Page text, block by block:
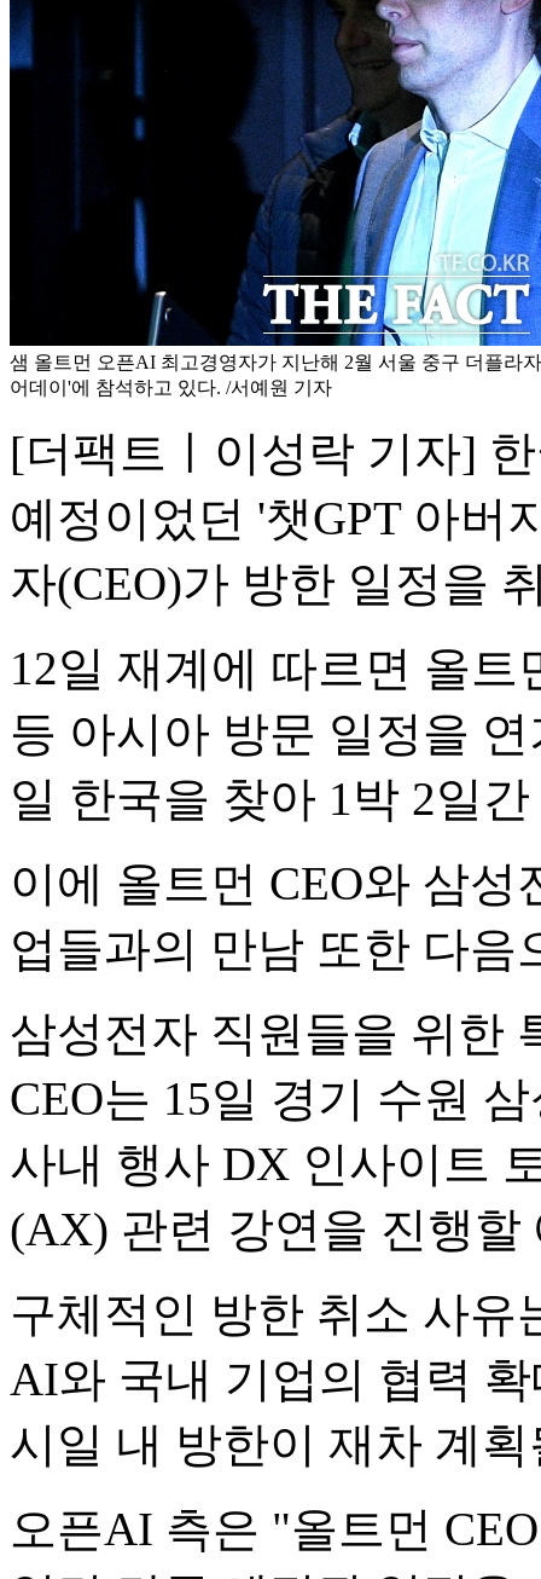
샘 올트먼 오픈AI 최고경영자가 지난해 2월 서울 중구 더플라
어데이'에 참석하고 있다. /서예원 기자
[더팩트ㅣ이성락 기자]
예정이었던 '챗GPT 아버
자(CEO)가 방한 일정을
12일 재계에 따르면 올트
등 아시아 방문 일정을
일 한국을 찾아 1박 2일
이에 올트먼 CEO와 삼성
업들과의 만남 또한 다음
삼성전자 직원들을 위한
CEO는 15일 경기 수원
사내 행사 DX 인사이트
(AX) 관련 강연을 진행할
구체적인 방한 취소 사유
AI와 국내 기업의 협력
시일 내 방한이 재차 계
오픈AI 측은 "올트먼